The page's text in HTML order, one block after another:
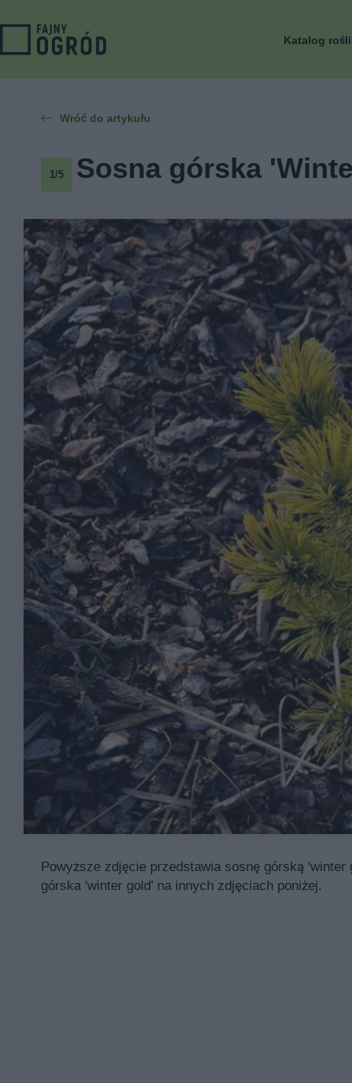
Katalog
Wróć do artykułu
1/5 Sosna górska
Powyższe zdjęcie przedstawia sosnę górską
górska 'winter gold' na innych zdjęciach poniżej.